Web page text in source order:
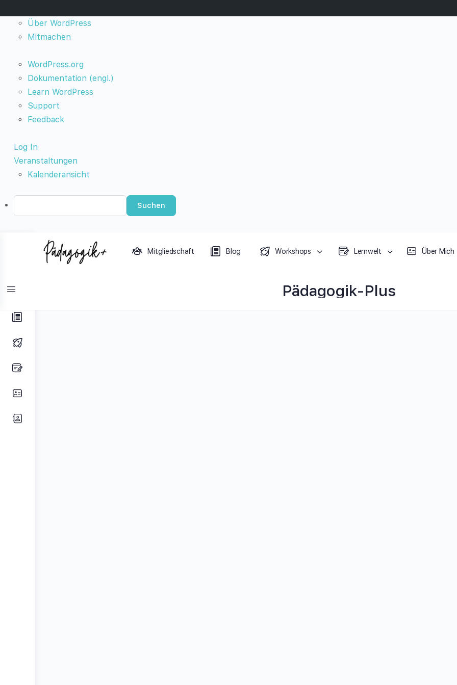
Über
WordPress
Über WordPress
Mitmachen
WordPress.org
Dokumentation (engl.)
Learn WordPress
Support
Feedback
Log In
Veranstaltungen
Kalenderansicht
Suchen
Toggle
Side
Mitgliedschaft Blog Workshops Lernwelt Über Mich
Pädagogik-Plus